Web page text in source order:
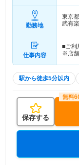
勤務地
東京
武有
仕事内容
■ご利
※店
駅から徒歩5分以内
保存する